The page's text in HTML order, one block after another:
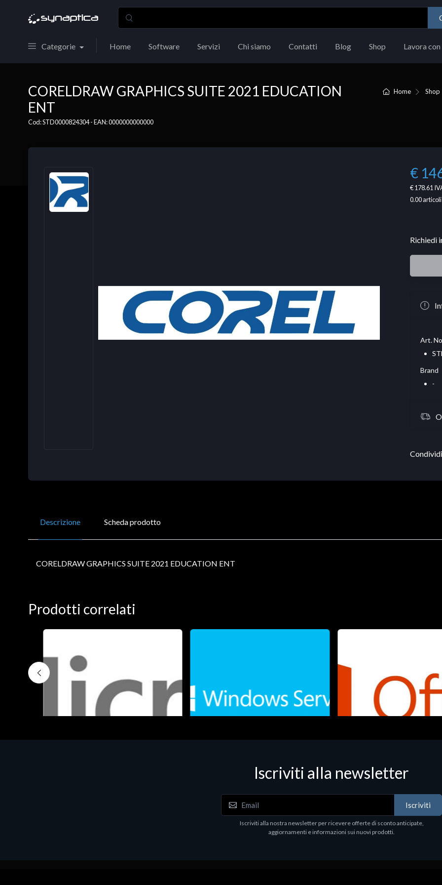
Categorie Home Software Servizi Chi siamo Contatti Blog Shop Lavora con
Home Shop
CORELDRAW GRAPHICS SUITE 2021 EDUCATION
ENT
Cod: STD0000824304 - EAN: 0000000000000
€
€ 178.61
0.00
Richiedi
Art.
Brand
-
Descrizione Scheda prodotto
CORELDRAW GRAPHICS SUITE 2021 EDUCATION ENT
Prodotti correlati
Software - Office Productivity Software - Office Productivity
Iscriviti alla newsletter
Iscriviti
Iscriviti alla nostra newsletter per ricevere offerte di sconto anticipate,
aggiornamenti e informazioni sui nuovi prodotti.